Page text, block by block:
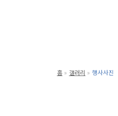
홈 갤러리 행사사진